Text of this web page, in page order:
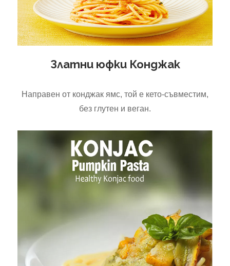
Златни юфки Конджак
Направен от конджак ямс, той е кето-съвместим,
без глутен и веган.